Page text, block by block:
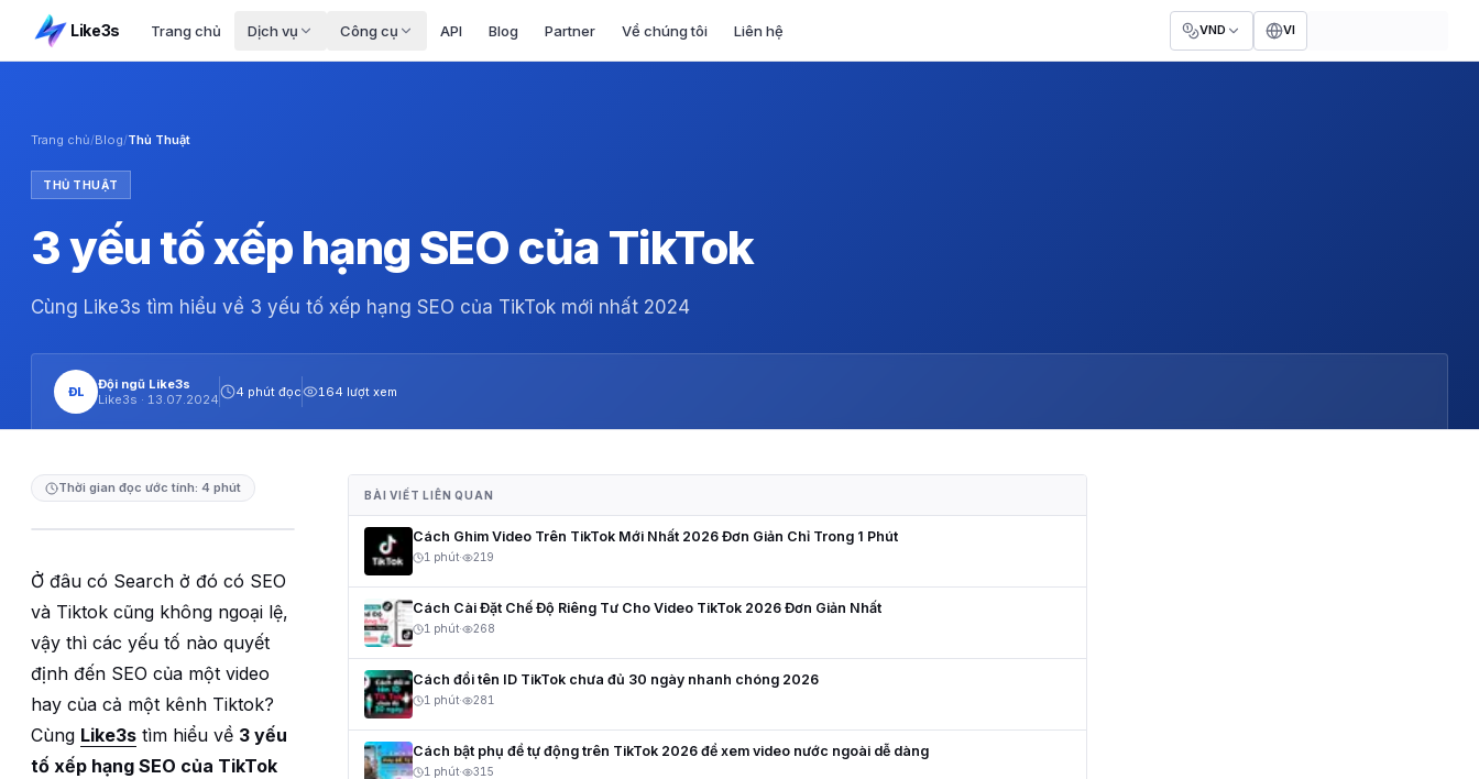
Like3s Trang chủ Dịch vụ Công cụ API Blog Partner Về chúng tôi Liên hệ VND VI
Trang chủ/Blog/Thủ Thuật
THỦ THUẬT
3 yếu tố xếp hạng SEO của TikTok
Cùng Like3s tìm hiểu về 3 yếu tố xếp hạng SEO của TikTok mới nhất 2024
ĐL
Đội ngũ Like3s
Like3s · 13.07.2024
4 phút đọc 164 lượt xem
Thời gian đọc ước tính: 4 phút
Ở đâu có Search ở đó có SEO
và Tiktok cũng không ngoại lệ,
vậy thì các yếu tố nào quyết
định đến SEO của một video
hay của cả một kênh Tiktok?
Cùng Like3s tìm hiểu về 3 yếu
tố xếp hạng SEO của TikTok
BÀI VIẾT LIÊN QUAN
Cách Ghim Video Trên TikTok Mới Nhất 2026 Đơn Giản Chỉ Trong 1 Phút
1 phút· 219
Cách Cài Đặt Chế Độ Riêng Tư Cho Video TikTok 2026 Đơn Giản Nhất
1 phút· 268
Cách đổi tên ID TikTok chưa đủ 30 ngày nhanh chóng 2026
1 phút· 281
Cách bật phụ đề tự động trên TikTok 2026 để xem video nước ngoài dễ dàng
1 phút· 315